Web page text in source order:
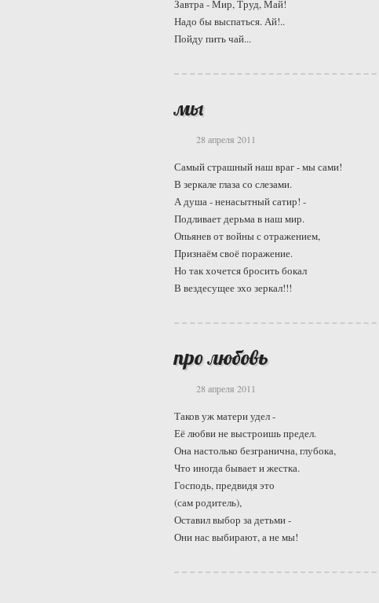
Завтра - Мир, Труд, Май!
Надо бы выспаться. Ай!..
Пойду пить чай...
мы
28 апреля 2011
Самый страшный наш враг - мы сами!
В зеркале глаза со слезами.
А душа - ненасытный сатир! -
Подливает дерьма в наш мир.
Опьянев от войны с отражением,
Признаём своё поражение.
Но так хочется бросить бокал
В вездесущее эхо зеркал!!!
про любовь
28 апреля 2011
Таков уж матери удел -
Её любви не выстроишь предел.
Она настолько безгранична, глубока,
Что иногда бывает и жестка.
Господь, предвидя это
(сам родитель),
Оставил выбор за детьми -
Они нас выбирают, а не мы!